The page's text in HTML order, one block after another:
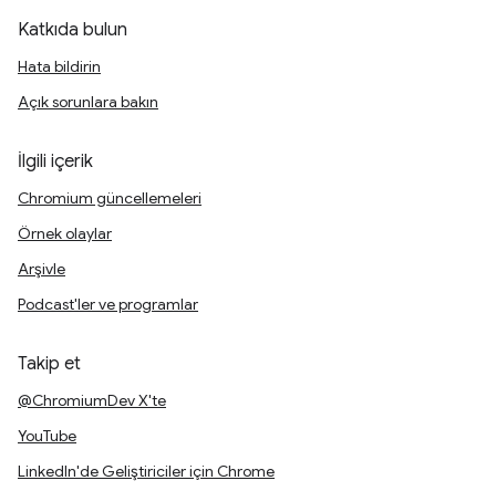
Katkıda bulun
Hata bildirin
Açık sorunlara bakın
İlgili içerik
Chromium güncellemeleri
Örnek olaylar
Arşivle
Podcast'ler ve programlar
Takip et
@ChromiumDev X'te
YouTube
LinkedIn'de Geliştiriciler için Chrome